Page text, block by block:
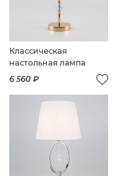
Классическая
настольная лампа
6 560 ₽